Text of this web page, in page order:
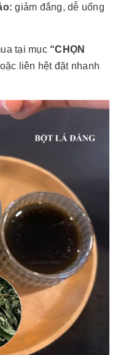
giảm đắng, dễ uống
tại mục “CHỌN
liên hệt đặt nhanh